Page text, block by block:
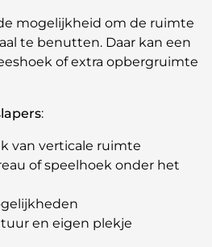
mogelijkheid om de ruimte
te benutten. Daar kan een
of extra opbergruimte
:
van verticale ruimte
of speelhoek onder het
en eigen plekje